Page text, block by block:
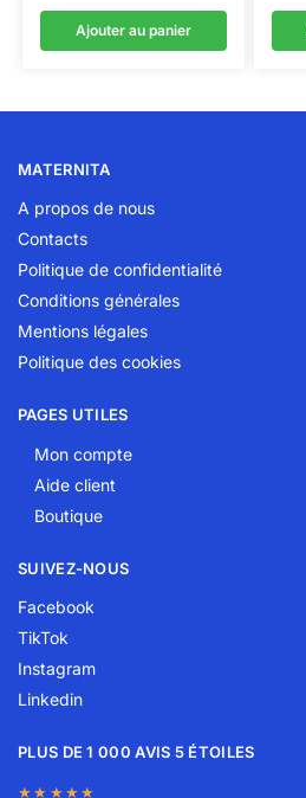
Ajouter au panier
MATERNITA
A propos de nous
Contacts
Politique de confidentialité
Conditions générales
Mentions légales
Politique des cookies
PAGES UTILES
Mon compte
Aide client
Boutique
SUIVEZ-NOUS
Facebook
TikTok
Instagram
Linkedin
PLUS DE 1 000 AVIS 5 ÉTOILES
★★★★★